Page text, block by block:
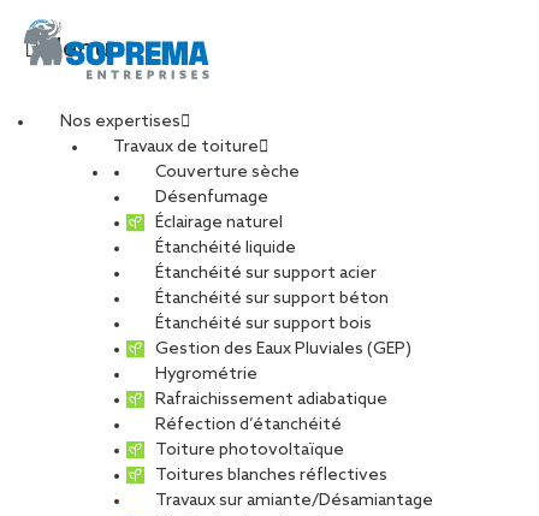
Menu
Nos expertises
Travaux de toiture
Couverture sèche
Désenfumage
Éclairage naturel
Étanchéité liquide
Étanchéité sur support acier
Étanchéité sur support béton
Étanchéité sur support bois
Gestion des Eaux Pluviales (GEP)
Hygrométrie
Rafraichissement adiabatique
Réfection d’étanchéité
Toiture photovoltaïque
Toitures blanches réflectives
Travaux sur amiante/Désamiantage
202307 Crédit Vincent
Eschmann (18)
PARTAGER
08 avril 2026